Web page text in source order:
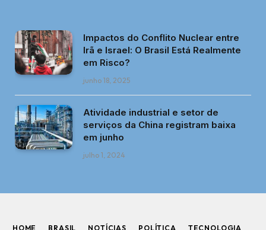
Impactos do Conflito Nuclear entre
Irã e Israel: O Brasil Está Realmente
em Risco?
junho 18, 2025
Atividade industrial e setor de
serviços da China registram baixa
em junho
julho 1, 2024
HOME BRASIL NOTÍCIAS POLÍTICA TECNOLOGIA